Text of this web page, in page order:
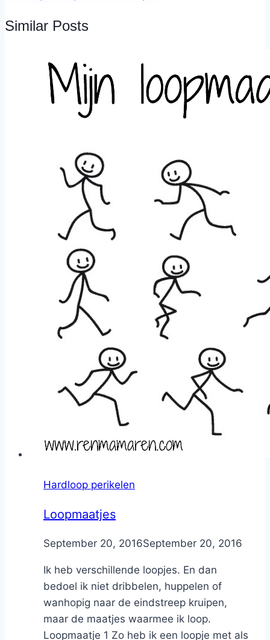
Similar Posts
Hardloop perikelen
Loopmaatjes
ByNicole
September 20, 2016September 20, 2016
Ik heb verschillende loopjes. En dan
bedoel ik niet dribbelen, huppelen of
wanhopig naar de eindstreep kruipen,
maar de maatjes waarmee ik loop.
Loopmaatje 1 Zo heb ik een loopje met als